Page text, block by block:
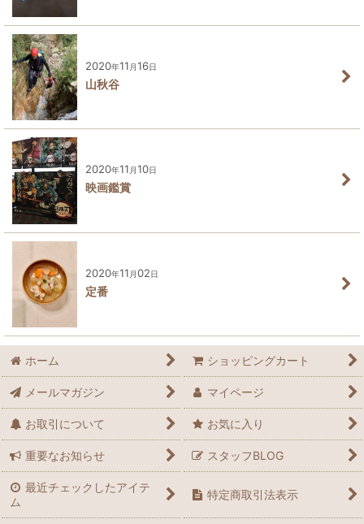
2020年11 月16日
山秋谷
2020年11 月10日
映画鑑賞
2020年11 月02日
定番
ホーム ショッピングカート
メールマガジン マイページ
お取引について お気に入り
重要なお知らせ スタッフBLOG
最近チェックしたアイテ
ム
特定商取引法表示